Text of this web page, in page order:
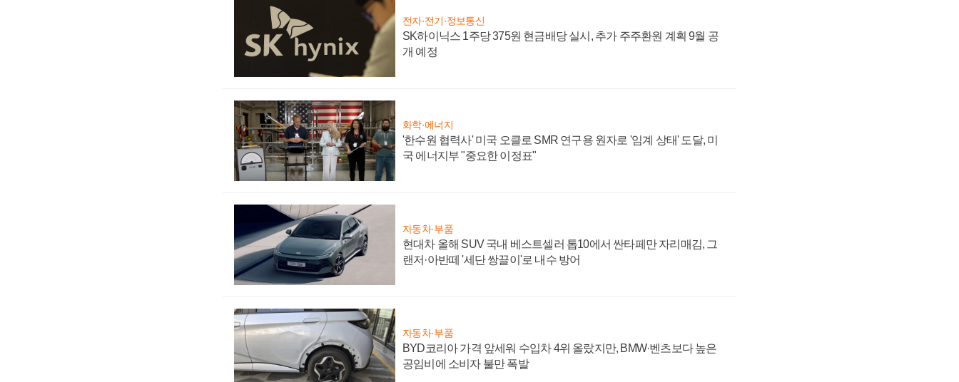
전자·전기·정보통신
SK하이닉스 1주당 375원 현금배당 실시, 추가 주주환원 계획 9월 공
개 예정
화학·에너지
'한수원 협력사' 미국 오클로 SMR 연구용 원자로 '임계 상태' 도달, 미
국 에너지부 "중요한 이정표"
자동차·부품
현대차 올해 SUV 국내 베스트셀러 톱10에서 싼타페만 자리매김, 그
랜저·아반떼 '세단 쌍끌이'로 내수 방어
자동차·부품
BYD코리아 가격 앞세워 수입차 4위 올랐지만, BMW·벤츠보다 높은
공임비에 소비자 불만 폭발